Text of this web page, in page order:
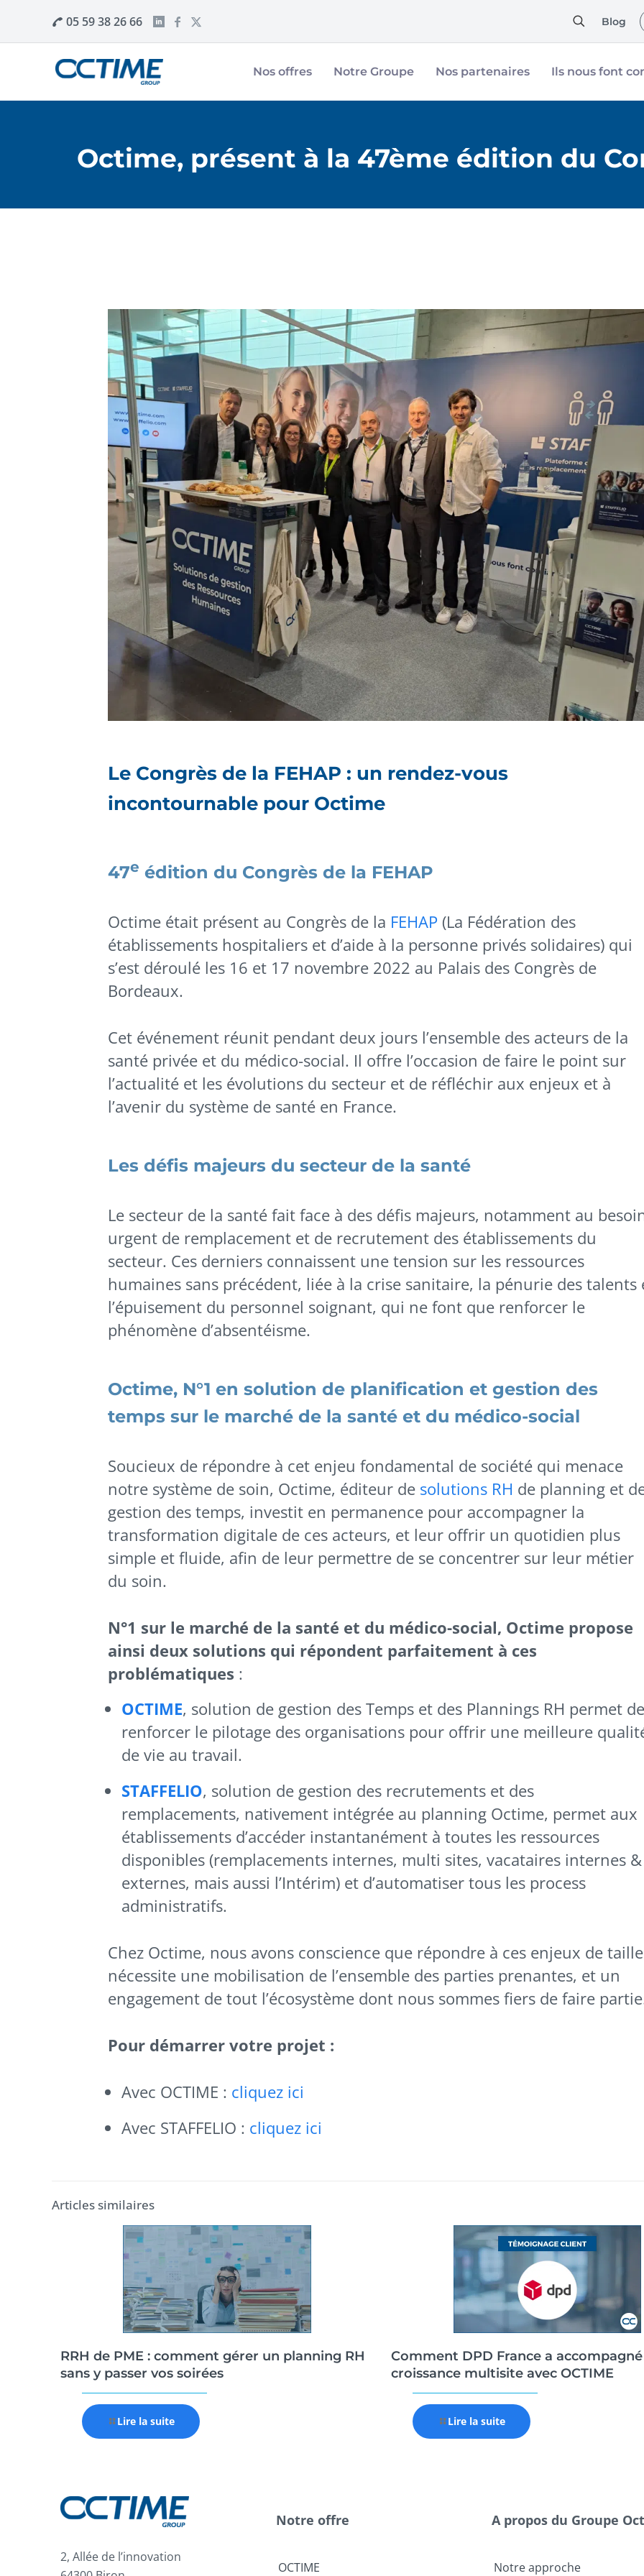
05 59 38 26 66 Blog
Nos offres Notre Groupe Nos partenaires Ils nous font
Octime, présent à la 47ème édition du
Le Congrès de la FEHAP : un rendez-vous
incontournable pour Octime
47e édition du Congrès de la FEHAP
Octime était présent au Congrès de la FEHAP (La Fédération des
établissements hospitaliers et d’aide à la personne privés solidaires) qui
s’est déroulé les 16 et 17 novembre 2022 au Palais des Congrès de
Bordeaux.
Cet événement réunit pendant deux jours l’ensemble des acteurs de la
santé privée et du médico-social. Il offre l’occasion de faire le point sur
l’actualité et les évolutions du secteur et de réfléchir aux enjeux et à
l’avenir du système de santé en France.
Les défis majeurs du secteur de la santé
Le secteur de la santé fait face à des défis majeurs, notamment au
urgent de remplacement et de recrutement des établissements du
secteur. Ces derniers connaissent une tension sur les ressources
humaines sans précédent, liée à la crise sanitaire, la pénurie des talents
l’épuisement du personnel soignant, qui ne font que renforcer le
phénomène d’absentéisme.
Octime, N°1 en solution de planification et gestion des
temps sur le marché de la santé et du médico-social
Soucieux de répondre à cet enjeu fondamental de société qui menace
notre système de soin, Octime, éditeur de solutions RH de planning et
gestion des temps, investit en permanence pour accompagner la
transformation digitale de ces acteurs, et leur offrir un quotidien plus
simple et fluide, afin de leur permettre de se concentrer sur leur métier
du soin.
N°1 sur le marché de la santé et du médico-social, Octime propose
ainsi deux solutions qui répondent parfaitement à ces
problématiques :
OCTIME, solution de gestion des Temps et des Plannings RH permet de
renforcer le pilotage des organisations pour offrir une meilleure
de vie au travail.
STAFFELIO, solution de gestion des recrutements et des
remplacements, nativement intégrée au planning Octime, permet aux
établissements d’accéder instantanément à toutes les ressources
disponibles (remplacements internes, multi sites, vacataires internes &
externes, mais aussi l’Intérim) et d’automatiser tous les process
administratifs.
Chez Octime, nous avons conscience que répondre à ces enjeux de taille
nécessite une mobilisation de l’ensemble des parties prenantes, et un
engagement de tout l’écosystème dont nous sommes fiers de faire
Pour démarrer votre projet :
Avec OCTIME : cliquez ici
Avec STAFFELIO : cliquez ici
Articles similaires
RRH de PME : comment gérer un planning RH
sans y passer vos soirées
Lire la suite
Comment DPD France a accompagné
croissance multisite avec OCTIME
Lire la suite
2, Allée de l’innovation
Notre offre
OCTIME
A propos du Groupe
Notre approche